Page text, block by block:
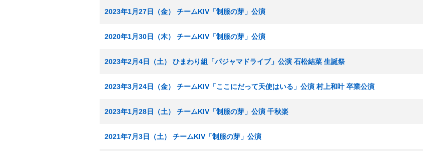
2023年1月27日（金） チームKIV「制服の芽」公演
2020年1月30日（木） チームKIV「制服の芽」公演
2023年2月4日（土） ひまわり組「パジャマドライブ」公演 石松結菜 生誕祭
2023年3月24日（金） チームKIV「ここにだって天使はいる」公演 村上和叶 卒業公演
2023年1月28日（土） チームKIV「制服の芽」公演 千秋楽
2021年7月3日（土） チームKIV「制服の芽」公演